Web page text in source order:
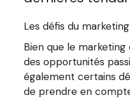
Les défis du
Bien que le
des opportunités
également certains
de prendre en